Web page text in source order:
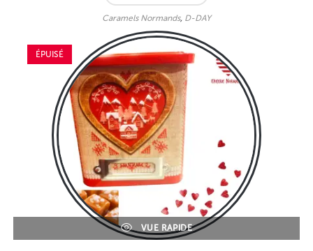
Caramels Normands, D-DAY
ÉPUISÉ
VUE RAPIDE